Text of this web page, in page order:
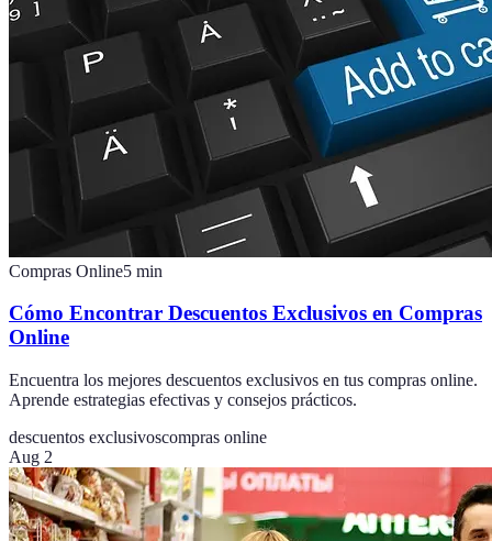
Compras Online5 min
Cómo Encontrar Descuentos Exclusivos en Compras
Online
Encuentra los mejores descuentos exclusivos en tus compras online.
Aprende estrategias efectivas y consejos prácticos.
descuentos exclusivoscompras online
Aug 2